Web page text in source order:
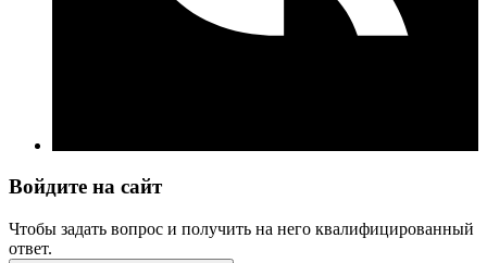
Войдите на сайт
Чтобы задать вопрос и получить на него квалифицированный
ответ.